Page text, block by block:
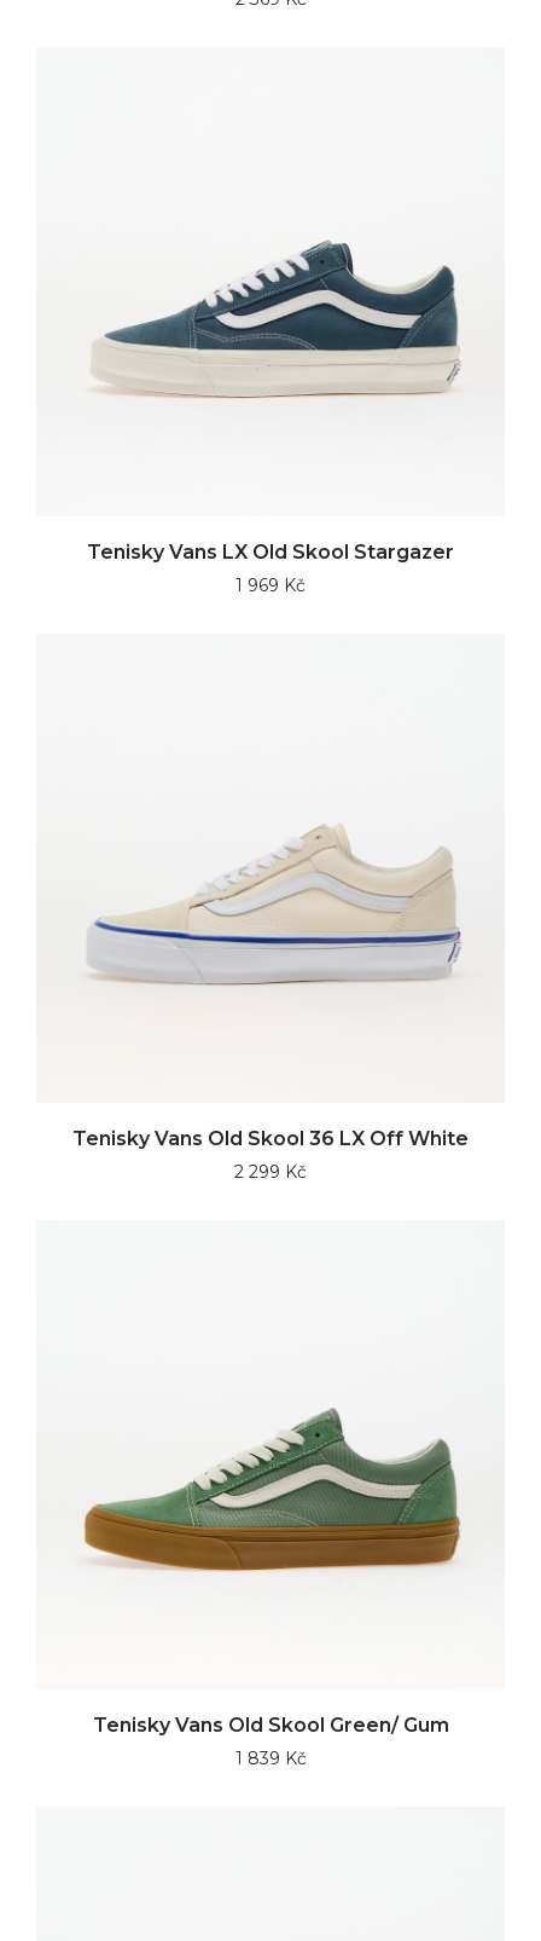
Tenisky Vans LX Old Skool Stargazer
1 969 Kč
Tenisky Vans Old Skool 36 LX Off White
2 299 Kč
Tenisky Vans Old Skool Green/ Gum
1 839 Kč